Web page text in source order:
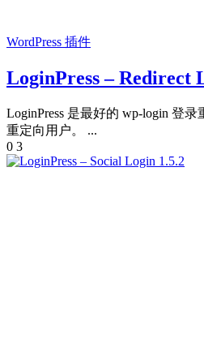
WordPress 插件
LoginPress – Redirect
LoginPress 是最好的 wp-login 登
重定向用户。 ...
0 3